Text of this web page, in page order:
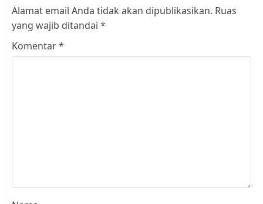
Alamat email Anda tidak akan dipublikasikan. Ruas
yang wajib ditandai *
Komentar*